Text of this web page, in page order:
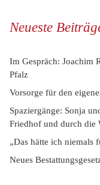
Neueste
Im Gespräch: Joachim
Pfalz
Vorsorge für den
Spaziergänge: Sonja
Friedhof und durch die
„Das hätte ich niemals
Neues